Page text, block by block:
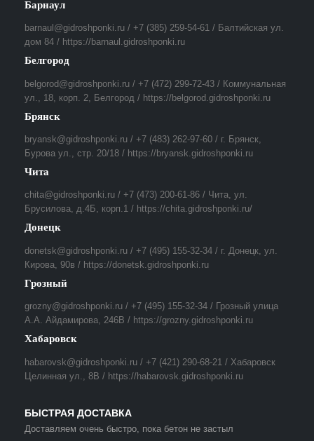
Барнаул
barnaul@gidroshponki.ru / +7 (385) 259-54-61 / Балтийская ул.
дом 84 / https://barnaul.gidroshponki.ru
Белгород
belgorod@gidroshponki.ru / +7 (472) 299-72-43 / Коммунальная
ул., 18, корп. 2, Белгород / https://belgorod.gidroshponki.ru
Брянск
bryansk@gidroshponki.ru / +7 (483) 262-97-60 / г. Брянск,
Бурова ул., стр. 20/18 / https://bryansk.gidroshponki.ru
Чита
chita@gidroshponki.ru / +7 (473) 200-61-86 / Чита, ул.
Брусилова, д.4Б, корп.1 / https://chita.gidroshponki.ru/
Донецк
donetsk@gidroshponki.ru / +7 (495) 155-32-34 / г. Донецк, ул.
Кирова, 90в / https://donetsk.gidroshponki.ru
Грозный
grozny@gidroshponki.ru / +7 (495) 155-32-34 / Грозный улица
А.А. Айдамирова, 246В / https://grozny.gidroshponki.ru
Хабаровск
habarovsk@gidroshponki.ru / +7 (421) 290-68-21 / Хабаровск
Целинная ул., 8В / https://habarovsk.gidroshponki.ru
БЫСТРАЯ ДОСТАВКА
Доставляем очень быстро, пока бетон не застыл